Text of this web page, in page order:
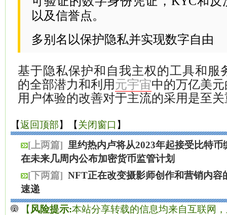
以及信誉点。
多别名以保护隐私并实现数字自由
基于隐私保护和自我主权的工具和服
的全部潜力和利用元宇宙中的万亿美
用户体验的改善对于主流的采用是至
【返回顶部】【关闭窗口 】
[上两篇]
里约热内卢将从2023年起接受比特币
在未来几周内公布加密货币监管计划
[下两篇] NFT正在改变摄影师创作和营销内容
速递
【 风险提示:本站分享转载的信息均来自互联网